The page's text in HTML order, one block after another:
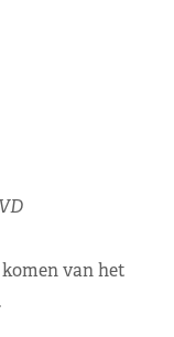
van het